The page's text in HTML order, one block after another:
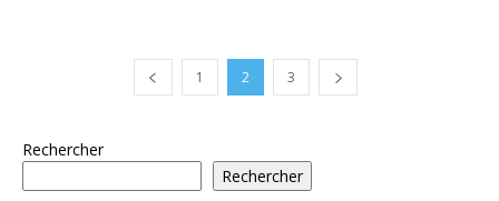
1 2 3
Rechercher
Rechercher